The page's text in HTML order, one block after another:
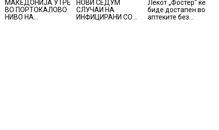
МАКЕДОНИЈА УТРЕ
ВО ПОРТОКАЛОВО
НИВО НА
НОВИ СЕДУМ
СЛУЧАИ НА
ИНФИЦИРАНИ СО
Лекот „Фостер“ ќе
биде достапен во
аптеките без